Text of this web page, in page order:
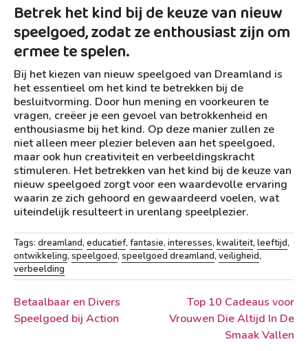
Betrek het kind bij de keuze van nieuw
speelgoed, zodat ze enthousiast zijn om
ermee te spelen.
Bij het kiezen van nieuw speelgoed van Dreamland is
het essentieel om het kind te betrekken bij de
besluitvorming. Door hun mening en voorkeuren te
vragen, creëer je een gevoel van betrokkenheid en
enthousiasme bij het kind. Op deze manier zullen ze
niet alleen meer plezier beleven aan het speelgoed,
maar ook hun creativiteit en verbeeldingskracht
stimuleren. Het betrekken van het kind bij de keuze van
nieuw speelgoed zorgt voor een waardevolle ervaring
waarin ze zich gehoord en gewaardeerd voelen, wat
uiteindelijk resulteert in urenlang speelplezier.
Tags: dreamland, educatief, fantasie, interesses, kwaliteit, leeftijd,
ontwikkeling, speelgoed, speelgoed dreamland, veiligheid,
verbeelding
Berichtnavigatie
Betaalbaar en Divers
Speelgoed bij Action
Top 10 Cadeaus voor
Vrouwen Die Altijd In De
Smaak Vallen